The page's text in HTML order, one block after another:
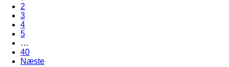
2
3
4
5
…
40
Næste